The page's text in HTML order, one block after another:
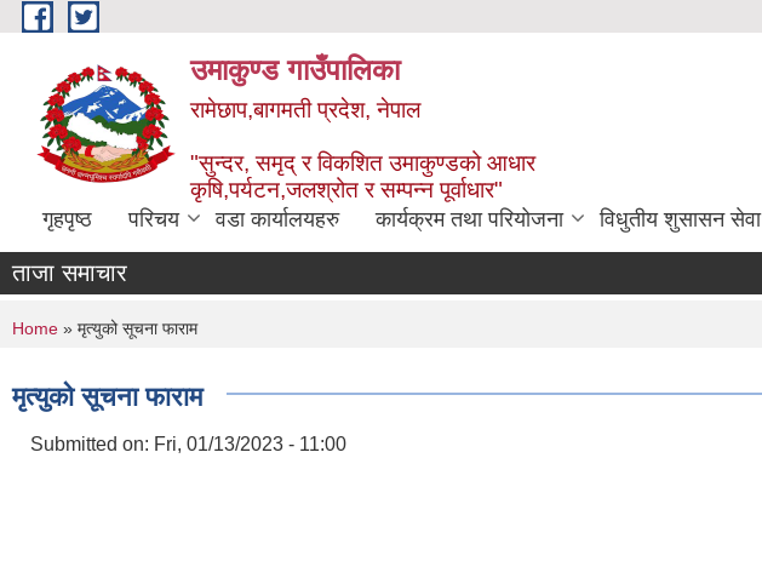
Skip to main content
उमाकुण्ड गाउँपालिका
रामेछाप,बागमती प्रदेश, नेपाल
"सुन्दर, समृद् र विकशित उमाकुण्डको आधार
कृषि,पर्यटन,जलश्रोत र सम्पन्न पूर्वाधार"
गृहपृष्ठ परिचय वडा कार्यालयहरु कार्यक्रम तथा परियोजना विधुतीय शुसासन सेवा
ताजा समाचार
You are here
Home » मृत्युको सूचना फाराम
मृत्युको सूचना फाराम
Submitted on: Fri, 01/13/2023 - 11:00